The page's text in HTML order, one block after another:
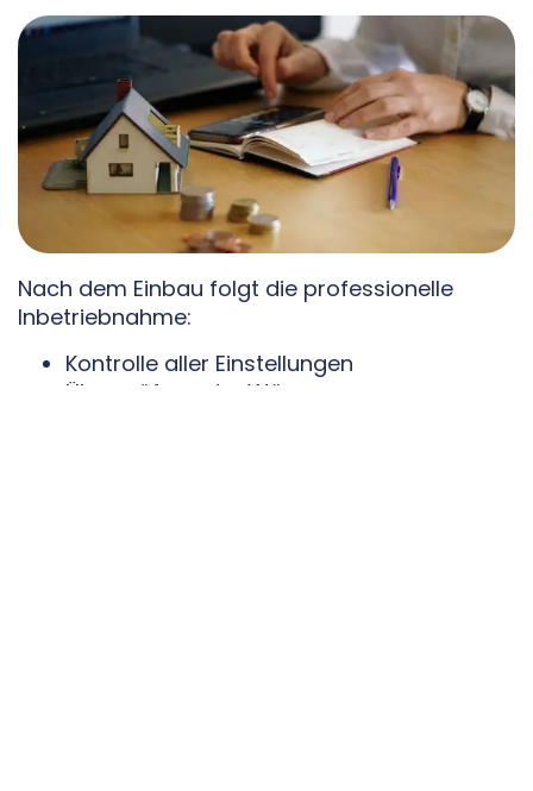
Nach dem Einbau folgt die professionelle
Inbetriebnahme:
Kontrolle aller Einstellungen
Überprüfung der Wärmeerzeugung